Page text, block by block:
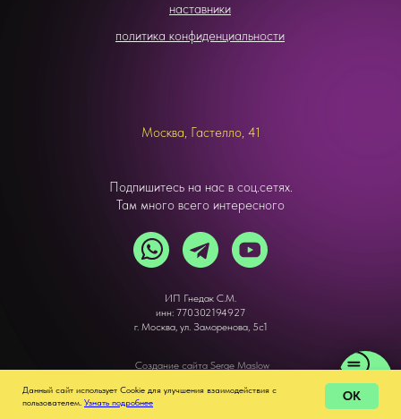
наставники
политика конфиденциальности
Подпишитесь на нас в соц.сетях.
Там много всего интересного
Москва, Гастелло, 41
Создание сайта Serge Maslow
ИП Гнедак С.М.
инн: 770302194927
г. Москва, ул. Заморенова, 5с1
Данный сайт использует Cookie для улучшения взаимодействия с
пользователем. Узнать подробнее OK